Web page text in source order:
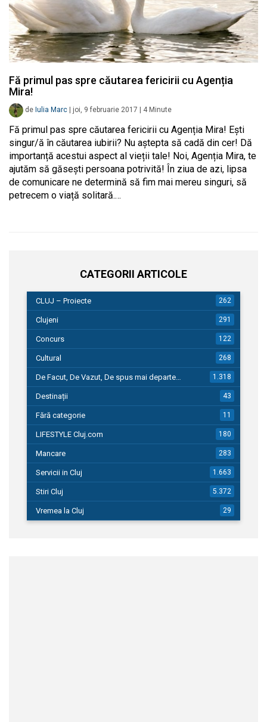
Fă primul pas spre căutarea fericirii cu Agenția
Mira!
de Iulia Marc joi, 9 februarie 2017 4 Minute
Fă primul pas spre căutarea fericirii cu Agenția Mira! Ești
singur/ă în căutarea iubirii? Nu aștepta să cadă din cer! Dă
importanță acestui aspect al vieții tale! Noi, Agenția Mira, te
ajutăm să găsești persoana potrivită! În ziua de azi, lipsa
de comunicare ne determină să fim mai mereu singuri, să
petrecem o viață solitară.…
CATEGORII ARTICOLE
CLUJ – Proiecte 262
Clujeni 291
Concurs 122
Cultural 268
De Facut, De Vazut, De spus mai departe… 1.318
Destinații 43
Fără categorie 11
LIFESTYLE Cluj.com 180
Mancare 283
Servicii in Cluj 1.663
Stiri Cluj 5.372
Vremea la Cluj 29